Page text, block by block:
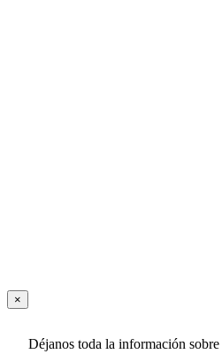
×
Déjanos toda la información